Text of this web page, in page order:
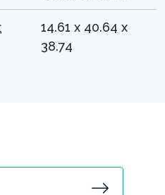
14.61 x 40.64 x
38.74